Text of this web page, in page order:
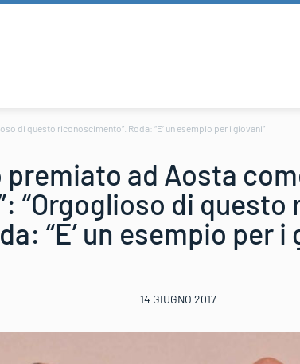
di questo riconoscimento”. Roda: “E’ un esempio per i giovani”
ad Aosta
“Orgoglioso di
“E’ un esempio per i
14 GIUGNO 2017